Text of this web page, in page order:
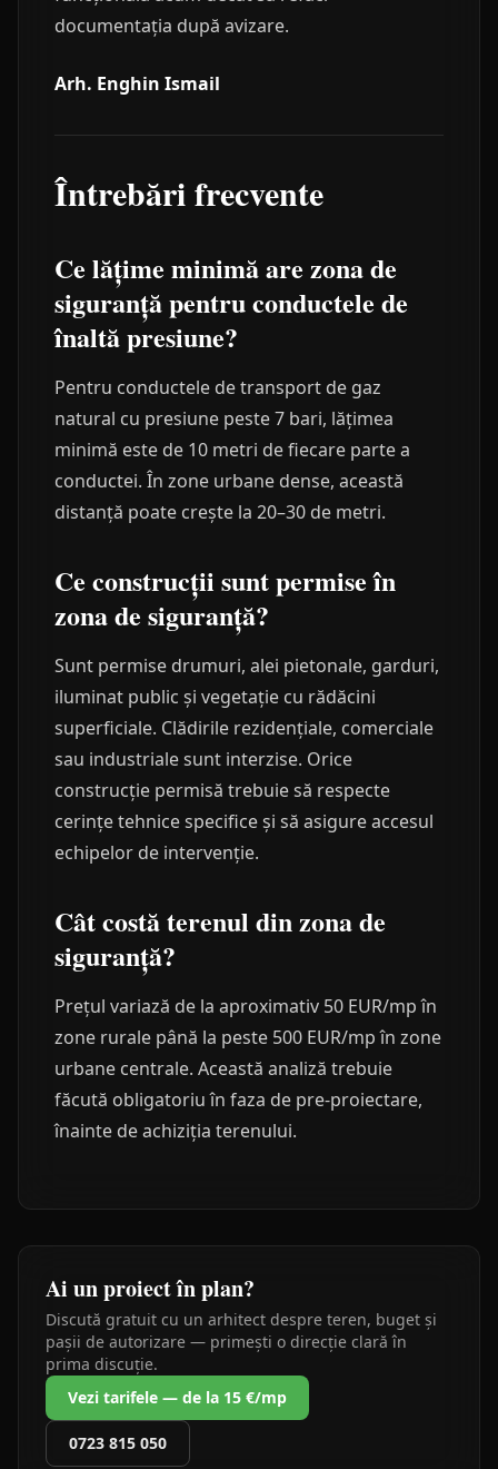
documentația după avizare.
Arh. Enghin Ismail
Întrebări frecvente
Ce lățime minimă are zona de
siguranță pentru conductele de
înaltă presiune?
Pentru conductele de transport de gaz
natural cu presiune peste 7 bari, lățimea
minimă este de 10 metri de fiecare parte a
conductei. În zone urbane dense, această
distanță poate crește la 20–30 de metri.
Ce construcții sunt permise în
zona de siguranță?
Sunt permise drumuri, alei pietonale, garduri,
iluminat public și vegetație cu rădăcini
superficiale. Clădirile rezidențiale, comerciale
sau industriale sunt interzise. Orice
construcție permisă trebuie să respecte
cerințe tehnice specifice și să asigure accesul
echipelor de intervenție.
Cât costă terenul din zona de
siguranță?
Prețul variază de la aproximativ 50 EUR/mp în
zone rurale până la peste 500 EUR/mp în zone
urbane centrale. Această analiză trebuie
făcută obligatoriu în faza de pre-proiectare,
înainte de achiziția terenului.
Ai un proiect în plan?
Discută gratuit cu un arhitect despre teren, buget și
pașii de autorizare — primești o direcție clară în
prima discuție.
Vezi tarifele — de la 15 €/mp
0723 815 050